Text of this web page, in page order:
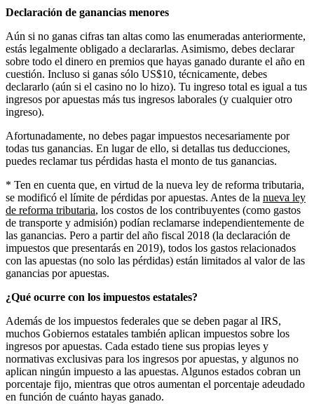
Declaración de ganancias menores
Aún si no ganas cifras tan altas como las enumeradas anteriormente,
estás legalmente obligado a declararlas. Asimismo, debes declarar
sobre todo el dinero en premios que hayas ganado durante el año en
cuestión. Incluso si ganas sólo US$10, técnicamente, debes
declararlo (aún si el casino no lo hizo). Tu ingreso total es igual a tus
ingresos por apuestas más tus ingresos laborales (y cualquier otro
ingreso).
Afortunadamente, no debes pagar impuestos necesariamente por
todas tus ganancias. En lugar de ello, si detallas tus deducciones,
puedes reclamar tus pérdidas hasta el monto de tus ganancias.
* Ten en cuenta que, en virtud de la nueva ley de reforma tributaria,
se modificó el límite de pérdidas por apuestas. Antes de la nueva ley
de reforma tributaria, los costos de los contribuyentes (como gastos
de transporte y admisión) podían reclamarse independientemente de
las ganancias. Pero a partir del año fiscal 2018 (la declaración de
impuestos que presentarás en 2019), todos los gastos relacionados
con las apuestas (no solo las pérdidas) están limitados al valor de las
ganancias por apuestas.
¿Qué ocurre con los impuestos estatales?
Además de los impuestos federales que se deben pagar al IRS,
muchos Gobiernos estatales también aplican impuestos sobre los
ingresos por apuestas. Cada estado tiene sus propias leyes y
normativas exclusivas para los ingresos por apuestas, y algunos no
aplican ningún impuesto a las apuestas. Algunos estados cobran un
porcentaje fijo, mientras que otros aumentan el porcentaje adeudado
en función de cuánto hayas ganado.